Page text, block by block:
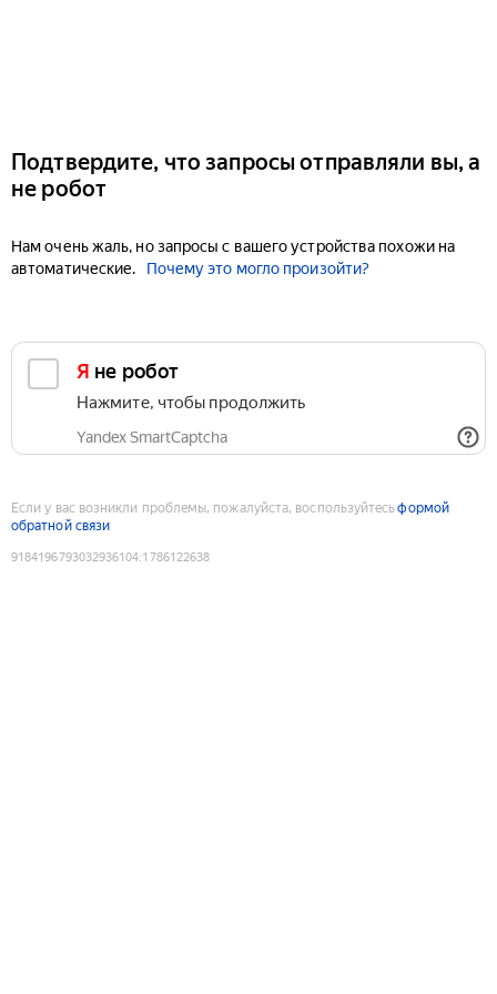
Подтвердите, что запросы отправляли вы, а
не робот
Нам очень жаль, но запросы с вашего устройства похожи на
автоматические.
Почему это могло произойти?
Я не робот
Нажмите, чтобы продолжить
Yandex SmartCaptcha
Если у вас возникли проблемы, пожалуйста, воспользуйтесьформой
обратной связи
9184196793032936104:1786122638